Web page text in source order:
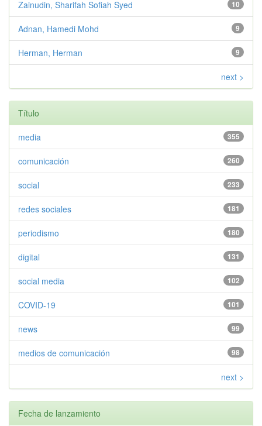
10
Zainudin, Sharifah Sofiah Syed
9
Adnan, Hamedi Mohd
9
Herman, Herman
next >
Título
355
media
260
comunicación
233
social
181
redes sociales
180
periodismo
131
digital
102
social media
101
COVID-19
99
news
98
medios de comunicación
next >
Fecha de lanzamiento